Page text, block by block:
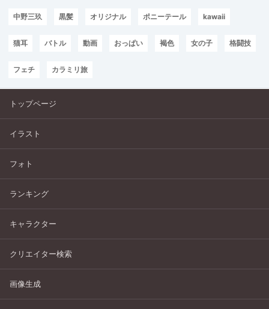
中野三玖 黒髪 オリジナル ポニーテール kawaii
猫耳 バトル 動画 おっぱい 褐色 女の子 格闘技
フェチ カラミリ旅
トップページ
イラスト
フォト
ランキング
キャラクター
クリエイター検索
画像生成